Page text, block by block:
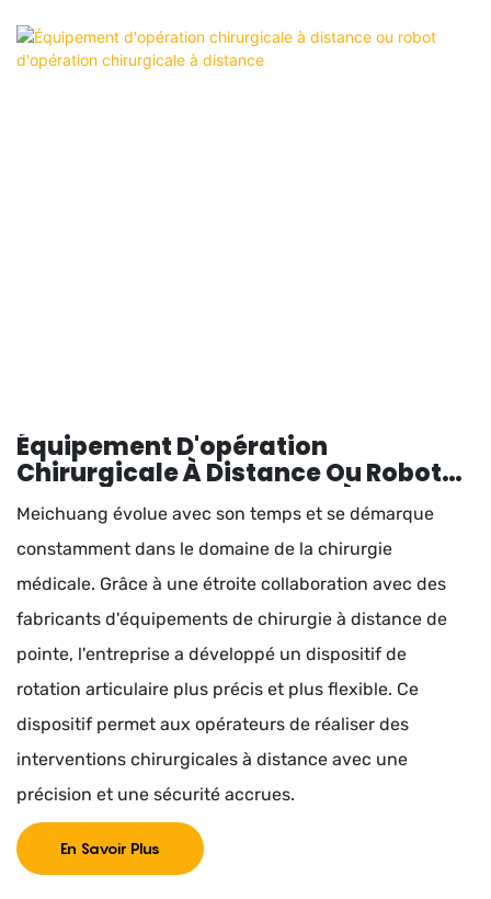
Équipement D'opération
Chirurgicale À Distance Ou Robot
D'opération Chirurgicale À
Distance
Meichuang évolue avec son temps et se démarque
constamment dans le domaine de la chirurgie
médicale. Grâce à une étroite collaboration avec des
fabricants d'équipements de chirurgie à distance de
pointe, l'entreprise a développé un dispositif de
rotation articulaire plus précis et plus flexible. Ce
dispositif permet aux opérateurs de réaliser des
interventions chirurgicales à distance avec une
précision et une sécurité accrues.
En Savoir Plus